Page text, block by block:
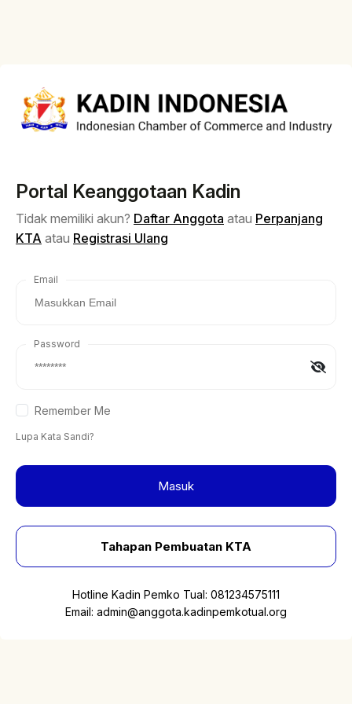
Portal Keanggotaan Kadin
Tidak memiliki akun? Daftar Anggota atau Perpanjang
KTA atau Registrasi Ulang
Email
Password
Remember Me
Lupa Kata Sandi?
Masuk
Tahapan Pembuatan KTA
Hotline Kadin Pemko Tual: 081234575111
Email: admin@anggota.kadinpemkotual.org